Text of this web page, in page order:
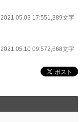
2021.05.03 17:551,389文字
2021.05.10 09:572,668文字